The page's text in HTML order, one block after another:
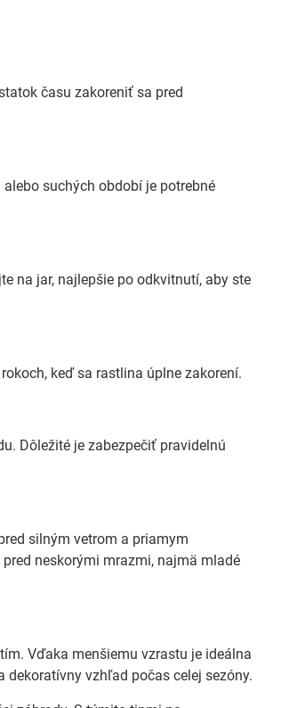
času zakoreniť sa pred
suchých období je potrebné
na jar, najlepšie po odkvitnutí, aby ste
keď sa rastlina úplne zakorení.
Dôležité je zabezpečiť pravidelnú
silným vetrom a priamym
neskorými mrazmi, najmä mladé
Vďaka menšiemu vzrastu je ideálna
vzhľad počas celej sezóny.